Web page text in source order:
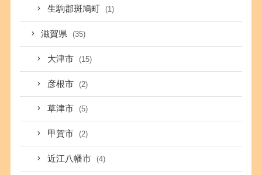
生駒郡斑鳩町 (1)
滋賀県 (35)
大津市 (15)
彦根市 (2)
草津市 (5)
甲賀市 (2)
近江八幡市 (4)